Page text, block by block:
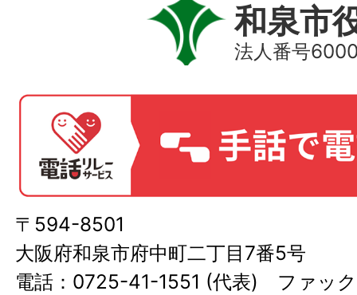
和泉市
法人番号
〒594-8501
大阪府和泉市府中町二丁目7番5号
電話：0725-41-1551 (代表) ファッ